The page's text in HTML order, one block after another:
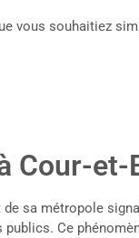
vous souhaitiez
Cour-
sa métropole
Ce